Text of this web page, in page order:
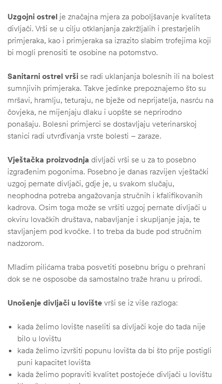
Uzgojni ostrel je značajna mjera za poboljšavanje kvaliteta
divljači. Vrši se u cilju otklanjanja zakržljalih i prestarjelih
primjeraka, kao i primjeraka sa izrazito slabim trofejima koji
bi mogli prenositi te osobine na potomstvo.
Sanitarni ostrel vrši se radi uklanjanja bolesnih ili na bolest
sumnjivih primjeraka. Takve jedinke prepoznajemo što su
mršavi, hramlju, teturaju, ne bježe od neprijatelja, nasrću na
čovjeka, ne mijenjaju dlaku i uopšte se neprirodno
ponašaju. Bolesni primjerci se dostavljaju veterinarskoj
stanici radi utvrđivanja vrste bolesti – zaraze.
Vještačka proizvodnja divljači vrši se u za to posebno
izgrađenim pogonima. Posebno je danas razvijen vještački
uzgoj pernate divljači, gdje je, u svakom slučaju,
neophodna potreba angažovanja stručnih i kfalifikovanih
kadrova. Osim toga može se vršiti uzgoj pernate divljači u
okviru lovačkih društava, nabavljanje i skupljanje jaja, te
stavljanjem pod kvočke. I to treba da bude pod stručnim
nadzorom.
Mladim pilićama traba posvetiti posebnu brigu o prehrani
dok se ne osposobe da samostalno traže hranu u prirodi.
Unošenje divljači u lovište vrši se iz više razloga:
kada želimo lovište naseliti sa divljači koje do tada nije
bilo u lovištu
kada želimo izvršiti popunu lovišta da bi što prije postigli
puni kapacitet lovišta
kada želimo popraviti kvalitet postojeće divljači u lovištu